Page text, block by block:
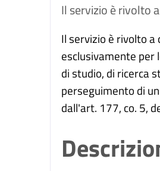
Il servizio è rivolto
Il servizio è rivolto
esclusivamente per
di studio, di ricerca
perseguimento di
dall'art. 177, co. 5,